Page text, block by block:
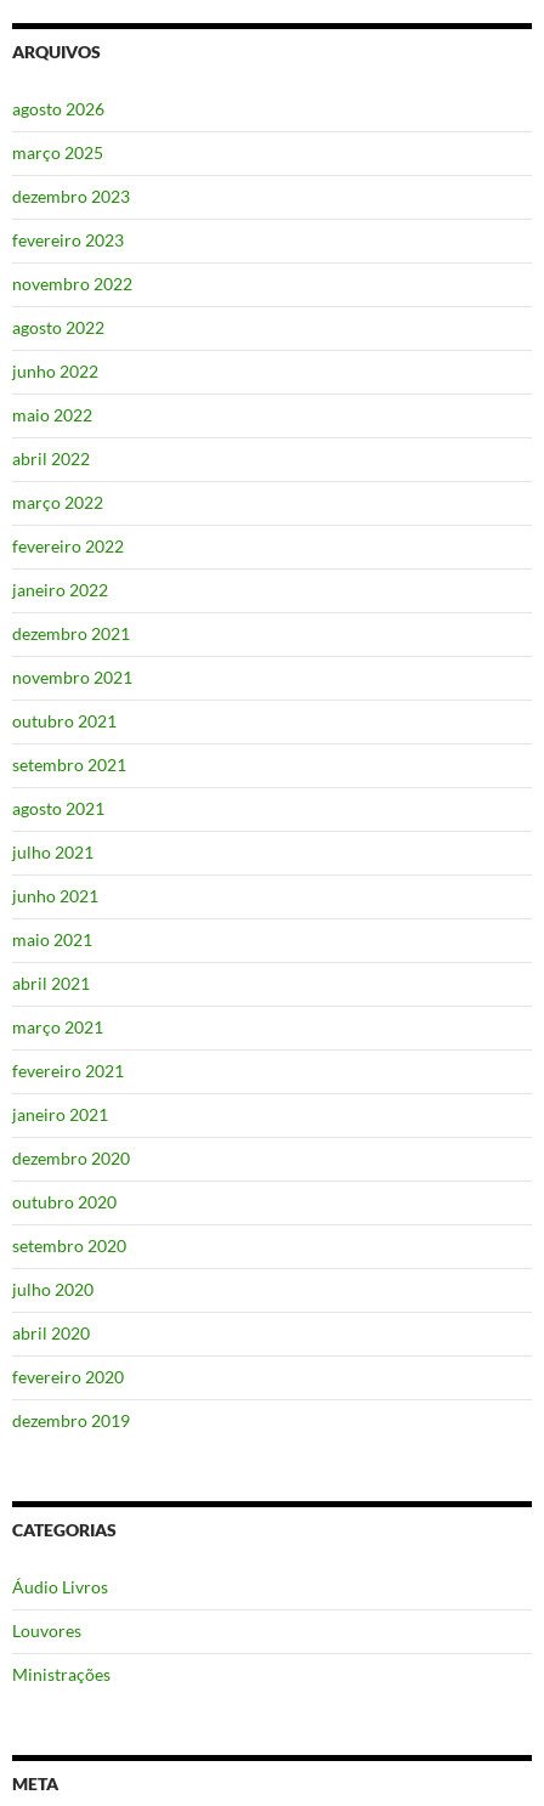
ARQUIVOS
agosto 2026
março 2025
dezembro 2023
fevereiro 2023
novembro 2022
agosto 2022
junho 2022
maio 2022
abril 2022
março 2022
fevereiro 2022
janeiro 2022
dezembro 2021
novembro 2021
outubro 2021
setembro 2021
agosto 2021
julho 2021
junho 2021
maio 2021
abril 2021
março 2021
fevereiro 2021
janeiro 2021
dezembro 2020
outubro 2020
setembro 2020
julho 2020
abril 2020
fevereiro 2020
dezembro 2019
CATEGORIAS
Áudio Livros
Louvores
Ministrações
META